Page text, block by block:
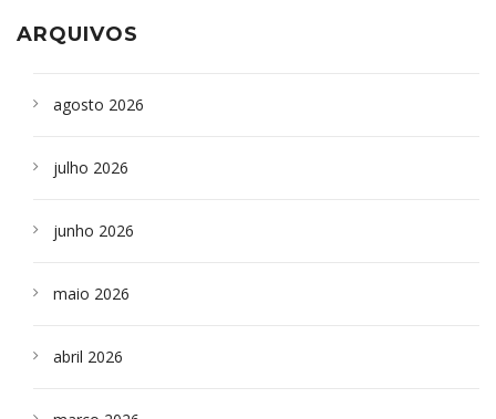
ARQUIVOS
agosto 2026
julho 2026
junho 2026
maio 2026
abril 2026